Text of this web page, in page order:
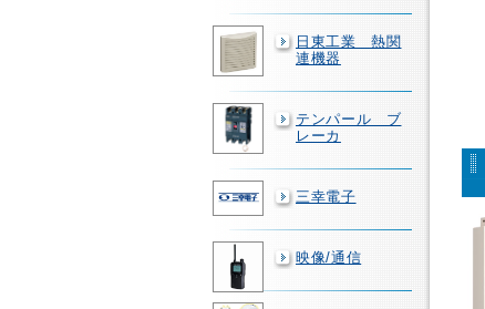
日東工業 熱関
連機器
テンパール ブ
レーカ
三幸電子
映像/通信